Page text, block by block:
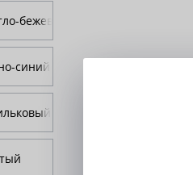
бежевый
синий